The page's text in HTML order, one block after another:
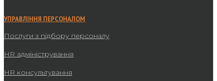
УПРАВЛІННЯ ПЕРСОНАЛОМ
Послуги з підбору персоналу
HR адміністрування
HR консультування